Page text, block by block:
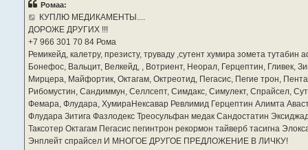
Ромаа:
КУПЛЮ МЕДИКАМЕНТЫ....
ДОРОЖЕ ДРУГИХ !!!
‪+7 966 301 70 84‬ Рома
Ремикейд, калетру, презисту, труваду ,сутент хумира зомета
Бонефос, Вальцит, Велкейд, , Вотриент, Неорал, Герцептин, Гливек,
Мирцера, Майфортик, Октагам, Октреотид, Пегасис, Пегие трон,
Рибомустин, Сандиммун, Селлсепт, Симдакс, Симулект, Спрайсел,
Фемара, Флудара, ХумираНексавар Ревлимид Герцептин Алимта
Флудара Зитига Фазлодекс Треосульфан медак Сандостатин
Таксотер Октагам Пегасис пегинтрон рекормон тайверб тасигна
Энплейт спрайсел И МНОГОЕ ДРУГОЕ ПРЕДЛОЖЕНИЕ В ЛИЧКУ!